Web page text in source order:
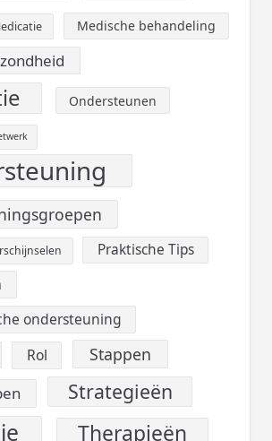
Medische behandeling
Ondersteunen
Praktische Tips
ondersteuning
Rol Stappen
Strategieën
Therapieën